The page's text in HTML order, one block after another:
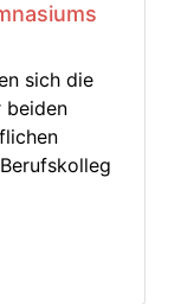
sich die
beiden